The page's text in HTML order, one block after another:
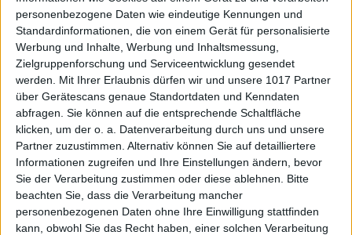
personenbezogene Daten wie eindeutige Kennungen und
Standardinformationen, die von einem Gerät für personalisierte
Werbung und Inhalte, Werbung und Inhaltsmessung,
Zielgruppenforschung und Serviceentwicklung gesendet
werden.
Mit Ihrer Erlaubnis dürfen wir und unsere 1017 Partner
über Gerätescans genaue Standortdaten und Kenndaten
abfragen. Sie können auf die entsprechende Schaltfläche
klicken, um der o. a. Datenverarbeitung durch uns und unsere
Partner zuzustimmen. Alternativ können Sie auf detailliertere
Informationen zugreifen und Ihre Einstellungen ändern, bevor
Sie der Verarbeitung zustimmen oder diese ablehnen.
Bitte
beachten Sie, dass die Verarbeitung mancher
personenbezogenen Daten ohne Ihre Einwilligung stattfinden
kann, obwohl Sie das Recht haben, einer solchen Verarbeitung